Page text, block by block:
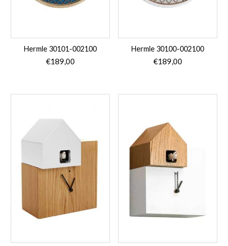
Hermle 30101-002100
€189,00
Hermle 30100-002100
€189,00